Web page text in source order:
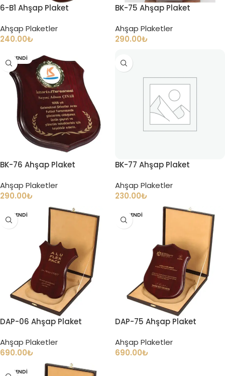
6-B1 Ahşap Plaket
Ahşap Plaketler
240.00₺
BK-75 Ahşap Plaket
Ahşap Plaketler
290.00₺
TÜKENDI
BK-76 Ahşap Plaket
Ahşap Plaketler
290.00₺
BK-77 Ahşap Plaket
Ahşap Plaketler
230.00₺
TÜKENDI
DAP-06 Ahşap Plaket
Ahşap Plaketler
690.00₺
TÜKENDI
DAP-75 Ahşap Plaket
Ahşap Plaketler
690.00₺
TÜKENDI